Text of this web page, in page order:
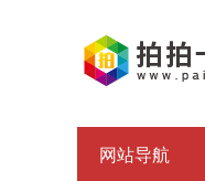
网站导航